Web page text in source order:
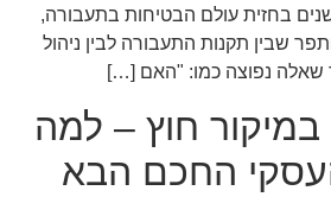
בחזית עולם הבטיחות בתעבורה,
שבין תקנות התעבורה לבין ניהול
שאלה נפוצה כמו: "האם […]
במיקור חוץ – למה
החכם הבא